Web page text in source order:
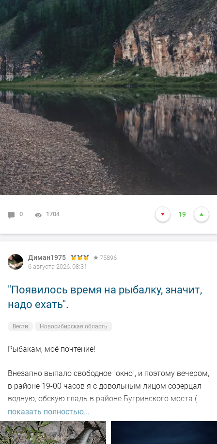
0 1704 19
Диман1975
75896
6 августа 2026, 08:31
"Появилось время на рыбалку, значит,
надо ехать".
Вести Новосибирская область
Рыбакам, моё почтение!
Внезапно выпало свободное "окно", и поэтому вечером,
в районе 19-00 часов я с довольным лицом созерцал
водную, обскую гладь в районе Бугринского моста (
правый берег).
Отдыхающего люда просто тьма, и на берегу ,и на
показать полностью...